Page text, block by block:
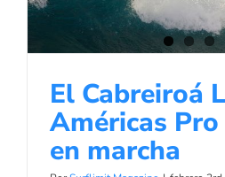
El Cabreiroá
Américas
en marcha